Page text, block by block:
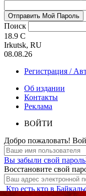
Поиск
18.9 C
Irkutsk, RU
08.08.26
Регистрация /
Об издании
Контакты
Реклама
ВОЙТИ
Добро пожаловать!
Вы забыли свой
Восстановите свой
Кто есть кто в